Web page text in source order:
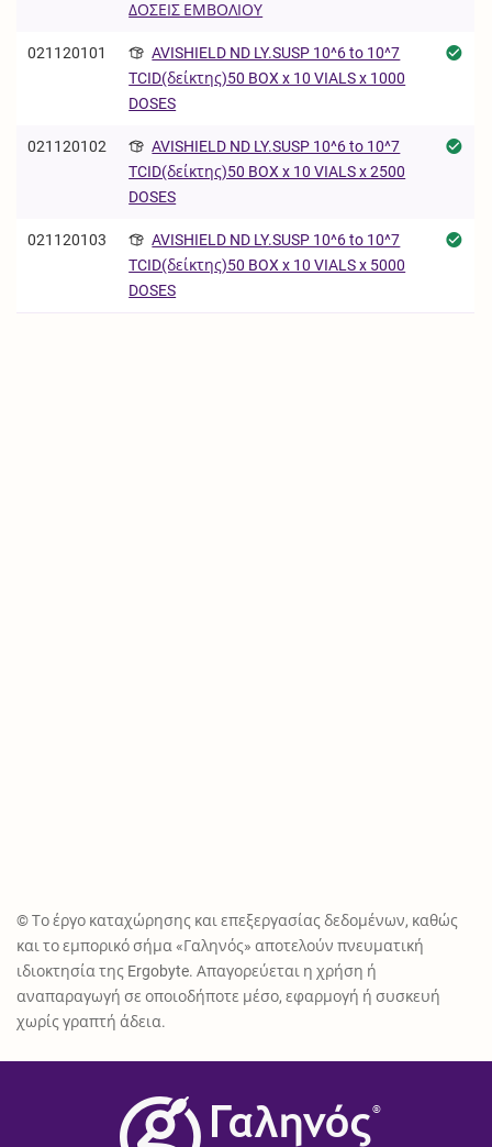
ΔΟΣΕΙΣ ΕΜΒΟΛΙΟΥ
021120101
AVISHIELD ND LY.SUSP 10^6 to 10^7
TCID(δείκτης)50 BOX x 10 VIALS x 1000
DOSES
021120102
AVISHIELD ND LY.SUSP 10^6 to 10^7
TCID(δείκτης)50 BOX x 10 VIALS x 2500
DOSES
021120103
AVISHIELD ND LY.SUSP 10^6 to 10^7
TCID(δείκτης)50 BOX x 10 VIALS x 5000
DOSES
© Το έργο καταχώρησης και επεξεργασίας δεδομένων, καθώς
και το εμπορικό σήμα «Γαληνός» αποτελούν πνευματική
ιδιοκτησία της Ergobyte. Απαγορεύεται η χρήση ή
αναπαραγωγή σε οποιοδήποτε μέσο, εφαρμογή ή συσκευή
χωρίς γραπτή άδεια.
®